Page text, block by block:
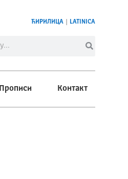
ЋИРИЛИЦА LATINICA
Прописи Контакт